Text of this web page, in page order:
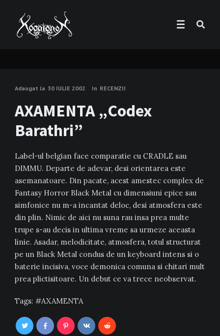
Adaugat la 30 IULIE 2002 In RECENZII
AXAMENTA „Codex
Barathri”
Label-ul belgian face comparatie cu CRADLE sau
DIMMU. Departe de adevar, desi orientarea este
asemanatoare. Din pacate, acest amestec complex de
Fantasy Horror Black Metal cu dimensiuni epice sau
simfonice nu m-a incantat deloc, desi atmosfera este
din plin. Nimic de aici nu suna rau insa prea multe
trupe s-au decis in ultima vreme sa urmeze aceasta
linie. Asadar, melodicitate, atmosfera, totul structurat
pe un Black Metal condus de un keyboard intens si o
baterie incisiva, voce demonica comuna si chitari mult
prea plictisitoare. Un debut ce va trece neobservat.
Tags: AXAMENTA